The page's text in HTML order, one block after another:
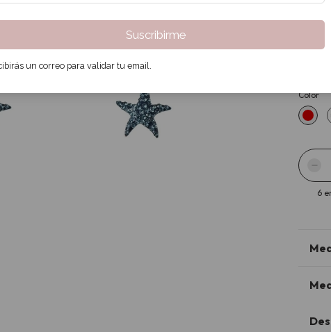
Precio
Color
6
Suscribirme
un correo para validar tu email.